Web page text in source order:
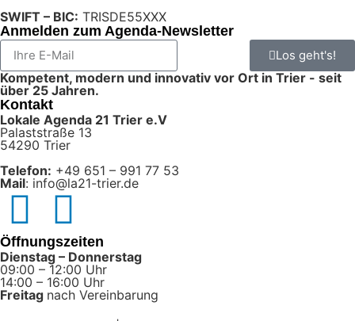
SWIFT – BIC: TRISDE55XXX
Anmelden zum Agenda-Newsletter
Los geht's!
Kompetent, modern und innovativ vor Ort in Trier - seit
über 25 Jahren.
Kontakt
Lokale Agenda 21 Trier e.V
Palaststraße 13
54290 Trier
Telefon: +49 651 – 991 77 53
Mail: info@la21-trier.de
Öffnungszeiten
Dienstag – Donnerstag
09:00 – 12:00 Uhr
14:00 – 16:00 Uhr
Freitag nach Vereinbarung